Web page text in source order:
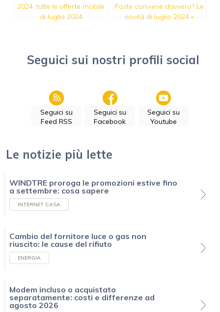
2024: tutte le offerte mobile
di luglio 2024
Poste conviene davvero? Le
novità di luglio 2024»
Seguici sui nostri profili social
Seguici su
Feed RSS
Seguici su
Facebook
Seguici su
Youtube
Le notizie più lette
WINDTRE proroga le promozioni estive fino
a settembre: cosa sapere
INTERNET CASA
Cambio del fornitore luce o gas non
riuscito: le cause del rifiuto
ENERGIA
Modem incluso o acquistato
separatamente: costi e differenze ad
agosto 2026